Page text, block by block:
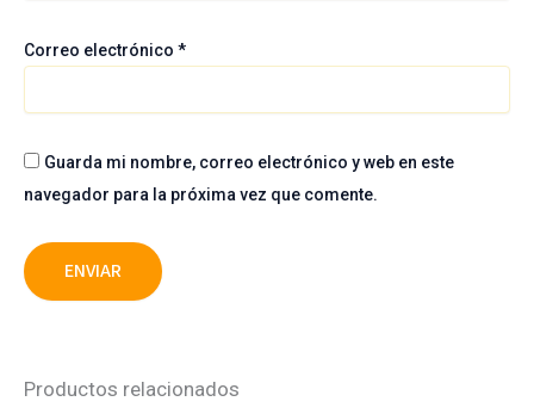
Correo electrónico *
Guarda mi nombre, correo electrónico y web en este
navegador para la próxima vez que comente.
Productos relacionados